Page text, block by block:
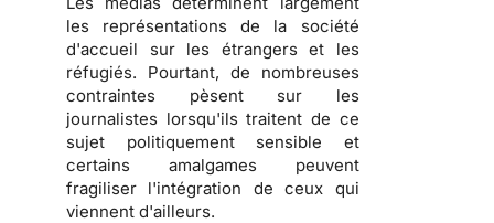
les représentations de la société
d'accueil sur les étrangers et les
réfugiés. Pourtant, de nombreuses
contraintes pèsent sur les
journalistes lorsqu'ils traitent de ce
sujet politiquement sensible et
certains amalgames peuvent
fragiliser l'intégration de ceux qui
viennent d'ailleurs.